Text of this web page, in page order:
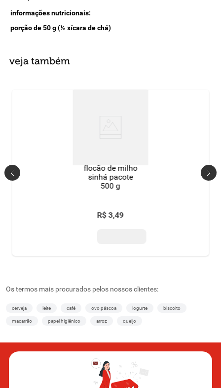
informações nutricionais:
porção de 50 g (½ xícara de chá)
veja também
flocão de milho
sinhá pacote
500 g
R$ 3,49
Os termos mais procurados pelos nossos clientes:
cerveja leite café ovo páscoa iogurte biscoito
macarrão papel higiênico arroz queijo